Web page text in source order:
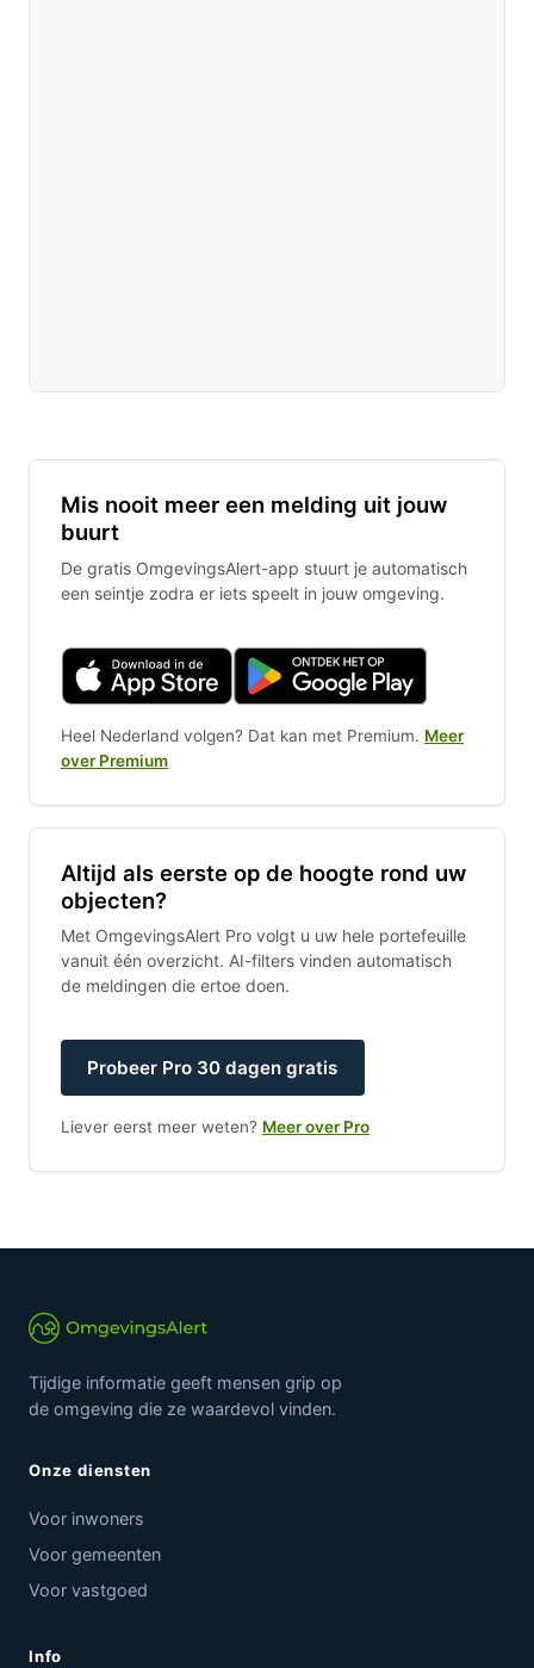
Mis nooit meer een melding uit jouw
buurt
De gratis OmgevingsAlert-app stuurt je automatisch
een seintje zodra er iets speelt in jouw omgeving.
Heel Nederland volgen? Dat kan met Premium. Meer
over Premium
Altijd als eerste op de hoogte rond uw
objecten?
Met OmgevingsAlert Pro volgt u uw hele portefeuille
vanuit één overzicht. AI-filters vinden automatisch
de meldingen die ertoe doen.
Probeer Pro 30 dagen gratis
Liever eerst meer weten? Meer over Pro
Tijdige informatie geeft mensen grip op
de omgeving die ze waardevol vinden.
Onze diensten
Voor inwoners
Voor gemeenten
Voor vastgoed
Info